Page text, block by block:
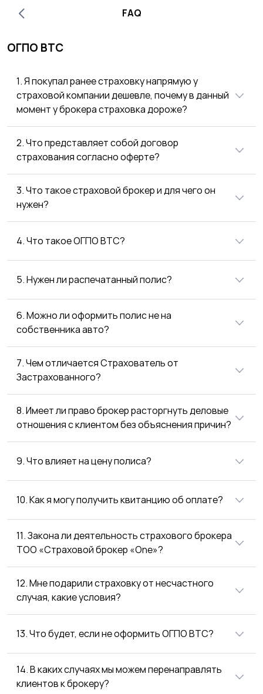
FAQ
ОГПО ВТС
1. Я покупал ранее страховку напрямую у
страховой компании дешевле, почему в данный
момент у брокера страховка дороже?
2. Что представляет собой договор
страхования согласно оферте?
3. Что такое страховой брокер и для чего он
нужен?
4. Что такое ОГПО ВТС?
5. Нужен ли распечатанный полис?
6. Можно ли оформить полис не на
собственника авто?
7. Чем отличается Страхователь от
Застрахованного?
8. Имеет ли право брокер расторгнуть деловые
отношения с клиентом без объяснения причин?
9. Что влияет на цену полиса?
10. Как я могу получить квитанцию об оплате?
11. Закона ли деятельность страхового брокера
ТОО «Страховой брокер «One»?
12. Мне подарили страховку от несчастного
случая, какие условия?
13. Что будет, если не оформить ОГПО ВТС?
14. В каких случаях мы можем перенаправлять
клиентов к брокеру?